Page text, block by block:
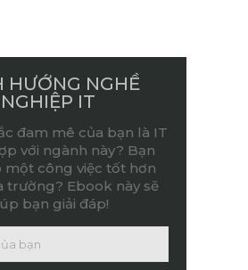
HƯỚNG NGHỀ
NGHIỆP IT
đam mê của bạn là IT
với ngành này? Bạn
một công việc tốt hơn
trường? Ebook này sẽ
bạn giải đáp!